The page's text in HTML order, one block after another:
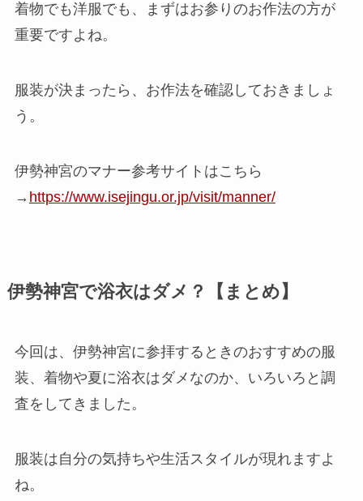
着物でも洋服でも、まずはお参りのお作法の方が
重要ですよね。
服装が決まったら、お作法を確認しておきましょ
う。
伊勢神宮のマナー参考サイトはこちら
→ https://www.isejingu.or.jp/visit/manner/
伊勢神宮で浴衣はダメ？【まとめ】
今回は、伊勢神宮に参拝するときのおすすめの服
装、着物や夏に浴衣はダメなのか、いろいろと調
査をしてきました。
服装は自分の気持ちや生活スタイルが現れますよ
ね。